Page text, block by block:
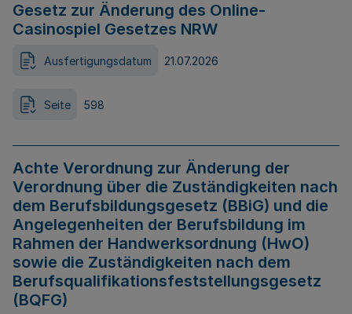
Gesetz zur Änderung des Online-
Casinospiel Gesetzes NRW
Ausfertigungsdatum 21.07.2026
Seite 598
Achte Verordnung zur Änderung der
Verordnung über die Zuständigkeiten nach
dem Berufsbildungsgesetz (BBiG) und die
Angelegenheiten der Berufsbildung im
Rahmen der Handwerksordnung (HwO)
sowie die Zuständigkeiten nach dem
Berufsqualifikationsfeststellungsgesetz
(BQFG)